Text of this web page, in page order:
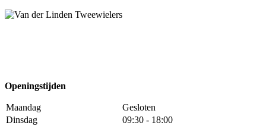
Openingstijden
Maandag
Gesloten
Dinsdag
09:30 - 18:00